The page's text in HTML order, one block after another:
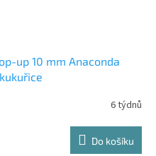
up 10 mm Anaconda
6 týdnů
Do košíku